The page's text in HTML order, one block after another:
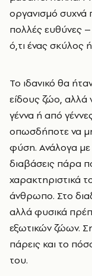
οργανισμό συχνά
πολλές ευθύνες
ό,τι ένας σκύλος
Το ιδανικό θα
είδους ζώο, αλλά
γέννα ή από
οπωσδήποτε να
φύση. Ανάλογα με
διαβάσεις πάρα
χαρακτηριστικά
άνθρωπο. Στο
αλλά φυσικά
εξωτικών ζώων.
πάρεις και το
του.